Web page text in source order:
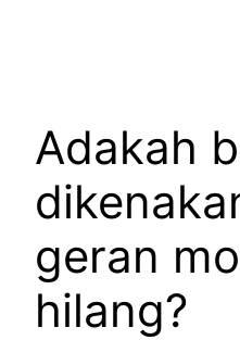
Adakah
geran
hilang?